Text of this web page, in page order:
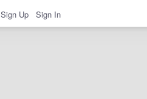
Sign Up Sign In